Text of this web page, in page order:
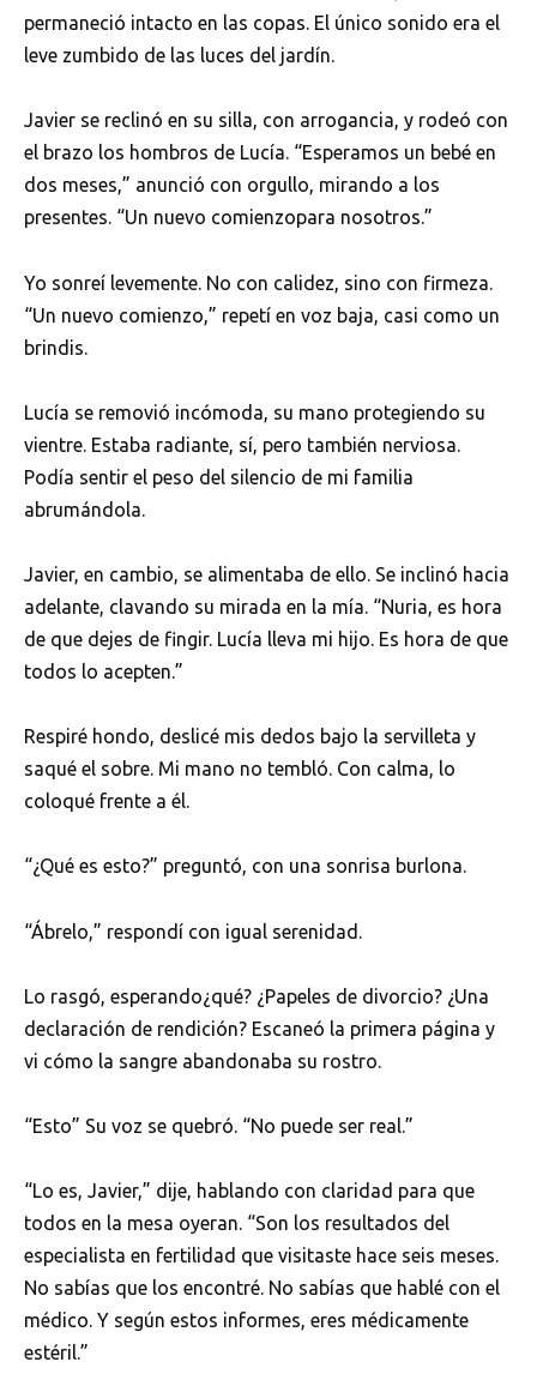
permaneció intacto en las copas. El único sonido era el
leve zumbido de las luces del jardín.
Javier se reclinó en su silla, con arrogancia, y rodeó con
el brazo los hombros de Lucía. “Esperamos un bebé en
dos meses,” anunció con orgullo, mirando a los
presentes. “Un nuevo comienzopara nosotros.”
Yo sonreí levemente. No con calidez, sino con firmeza.
“Un nuevo comienzo,” repetí en voz baja, casi como un
brindis.
Lucía se removió incómoda, su mano protegiendo su
vientre. Estaba radiante, sí, pero también nerviosa.
Podía sentir el peso del silencio de mi familia
abrumándola.
Javier, en cambio, se alimentaba de ello. Se inclinó hacia
adelante, clavando su mirada en la mía. “Nuria, es hora
de que dejes de fingir. Lucía lleva mi hijo. Es hora de que
todos lo acepten.”
Respiré hondo, deslicé mis dedos bajo la servilleta y
saqué el sobre. Mi mano no tembló. Con calma, lo
coloqué frente a él.
“¿Qué es esto?” preguntó, con una sonrisa burlona.
“Ábrelo,” respondí con igual serenidad.
Lo rasgó, esperando¿qué? ¿Papeles de divorcio? ¿Una
declaración de rendición? Escaneó la primera página y
vi cómo la sangre abandonaba su rostro.
“Esto” Su voz se quebró. “No puede ser real.”
“Lo es, Javier,” dije, hablando con claridad para que
todos en la mesa oyeran. “Son los resultados del
especialista en fertilidad que visitaste hace seis meses.
No sabías que los encontré. No sabías que hablé con el
médico. Y según estos informes, eres médicamente
estéril.”